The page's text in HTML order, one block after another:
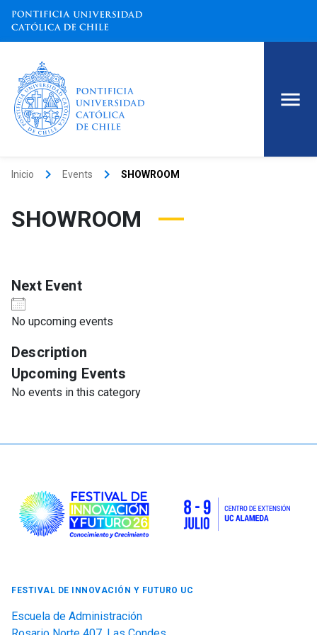
Inicio keyboard_arrow_right Events keyboard_arrow_right SHOWROOM
SHOWROOM
Next Event
No upcoming events
Description
Upcoming Events
No events in this category
FESTIVAL DE INNOVACIÓN Y FUTURO UC
Escuela de Administración